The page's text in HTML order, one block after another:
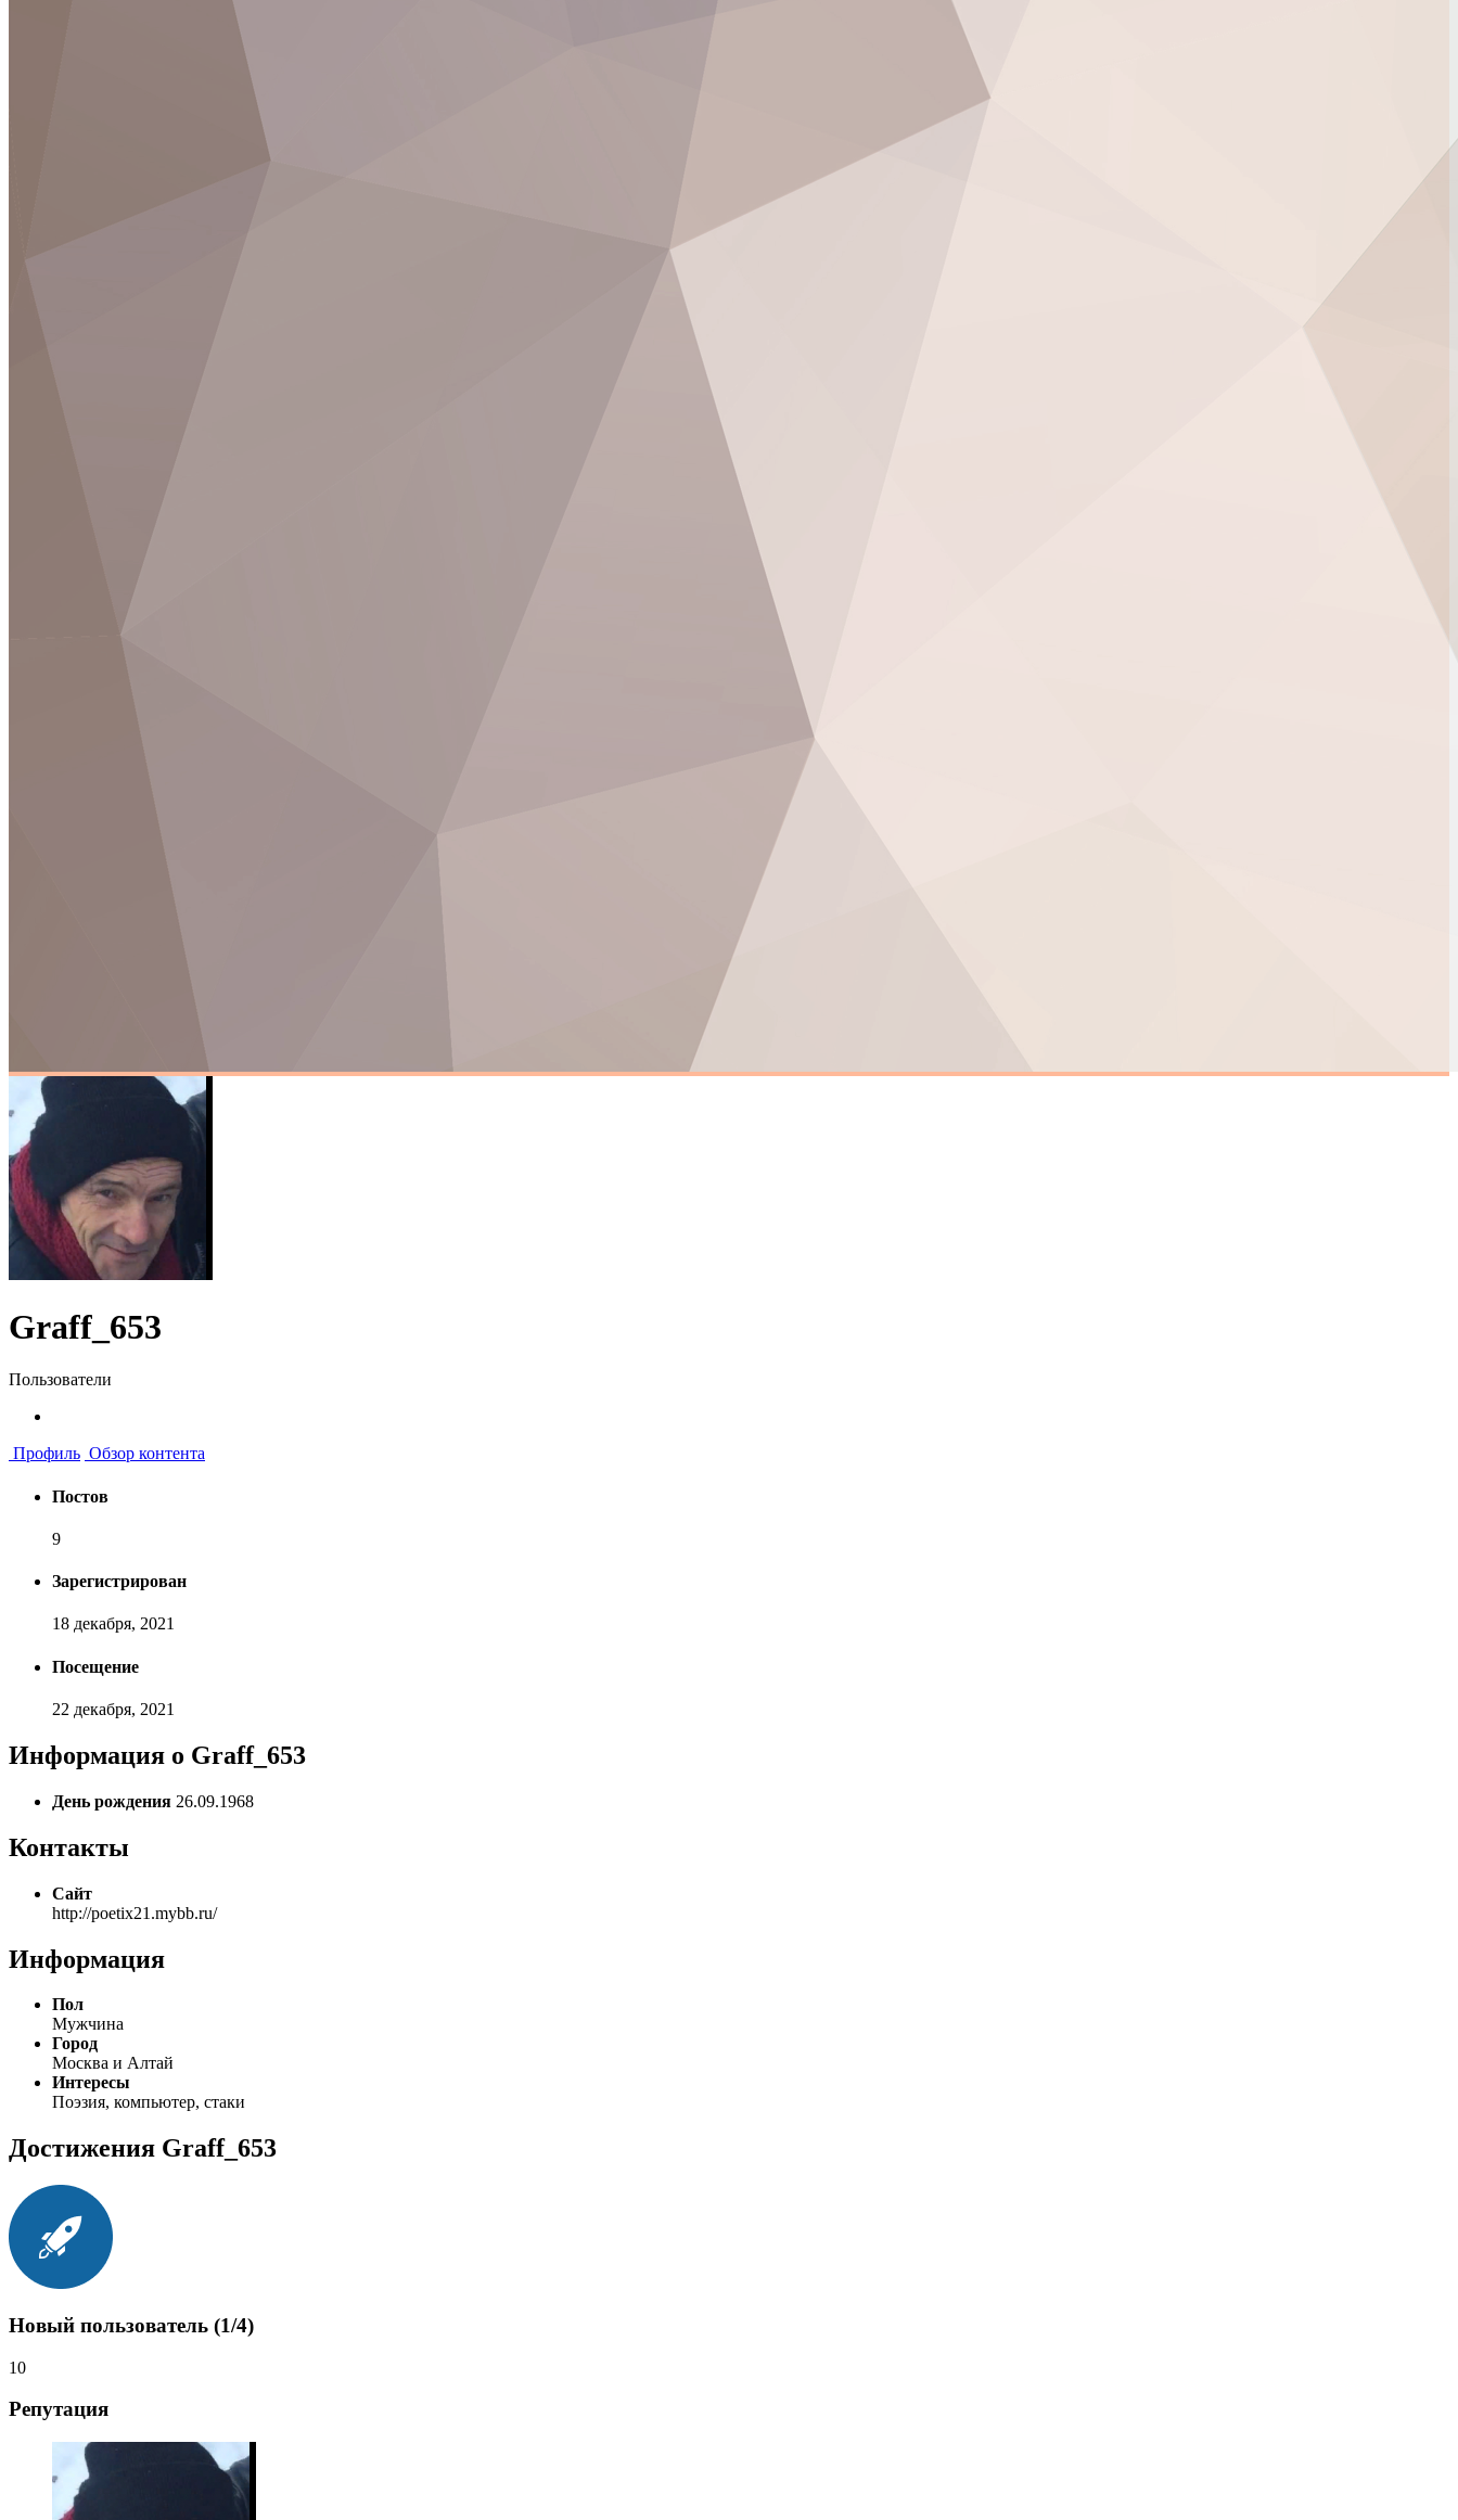
Graff_653
Пользователи
Профиль Обзор контента
Постов
9
Зарегистрирован
18 декабря, 2021
Посещение
22 декабря, 2021
Информация о Graff_653
День рождения 26.09.1968
Контакты
Сайт
http://poetix21.mybb.ru/
Информация
Пол
Мужчина
Город
Москва и Алтай
Интересы
Поэзия, компьютер, стаки
Достижения Graff_653
Новый пользователь (1/4)
10
Репутация